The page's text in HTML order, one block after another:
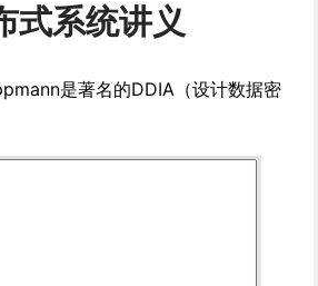
系统讲义
是著名的DDIA（设计数据密